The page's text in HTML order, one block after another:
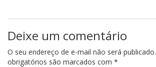
Deixe um comentário
O seu endereço de e-mail não será publicado.
obrigatórios são marcados com *